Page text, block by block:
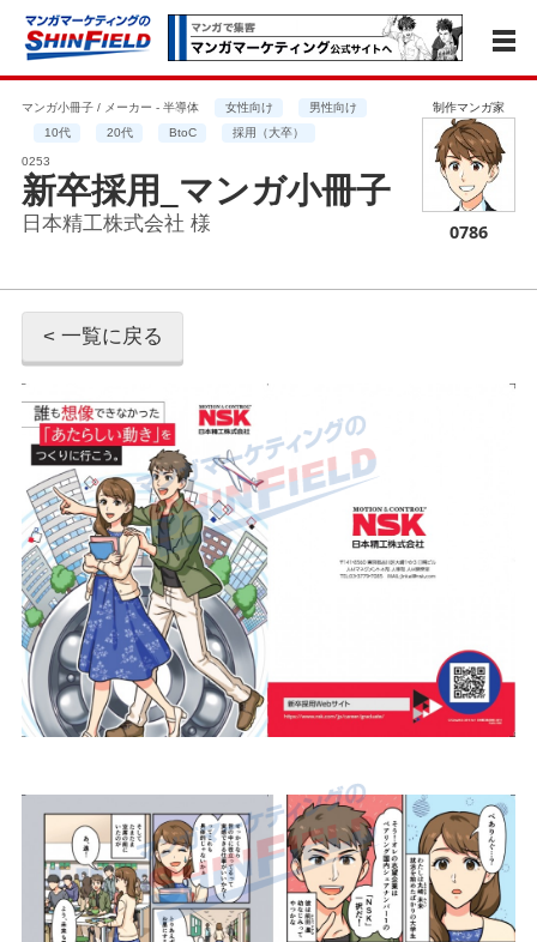
マンガ小冊子 / メーカー - 半導体 女性向け
男性向け
10代
20代 BtoC 採用（大卒）
0253
新卒採用_マンガ小冊子
日本精工株式会社 様
制作マンガ家
0786
< 一覧に戻る